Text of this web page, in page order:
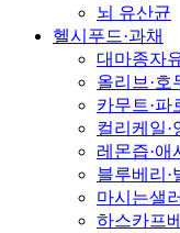
뇌 유산균
헬시푸드·과채
대마종자
올리브·호
카무트·파
컬리케일·
레몬즙·애
블루베리·
마시는샐
하스카프